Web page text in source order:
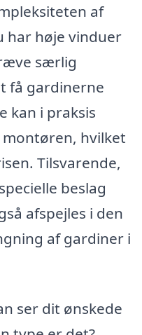
af
har høje vinduer
særlig
få gardinerne
kan i praksis
hvilket
Tilsvarende,
beslag
afspejles i den
af gardiner i
ser dit ønskede